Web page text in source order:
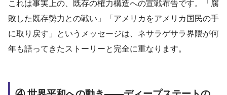
これは事実上の、既存の権力構造への宣戦布告です。「腐
敗した既存勢力との戦い」「アメリカをアメリカ国民の手
に取り戻す」というメッセージは、ネサラゲサラ界隈が何
年も語ってきたストーリーと完全に重なります。